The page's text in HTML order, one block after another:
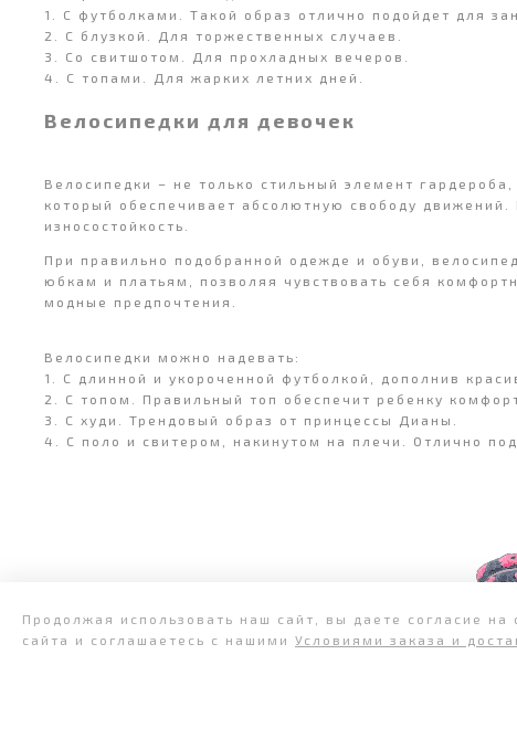
1. С футболками. Такой образ отлично подойдет для
2. С блузкой. Для торжественных случаев.
3. Со свитшотом. Для прохладных вечеров.
4. С топами. Для жарких летних дней.
Велосипедки для девочек
Велосипедки – не только стильный элемент
который обеспечивает абсолютную свободу
износостойкость.
При правильно подобранной одежде и обуви,
юбкам и платьям, позволяя чувствовать себя
модные предпочтения.
Велосипедки можно надевать:
1. С длинной и укороченной футболкой, дополнив
2. С топом. Правильный топ обеспечит ребенку
3. С худи. Трендовый образ от принцессы Дианы.
4. С поло и свитером, накинутом на плечи. Отлично
Продолжая использовать наш сайт, вы даете согласие
сайта и соглашаетесь с нашими Условиями заказа и